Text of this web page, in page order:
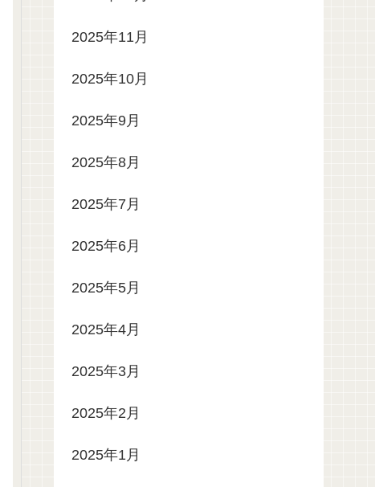
2025年11月
2025年10月
2025年9月
2025年8月
2025年7月
2025年6月
2025年5月
2025年4月
2025年3月
2025年2月
2025年1月